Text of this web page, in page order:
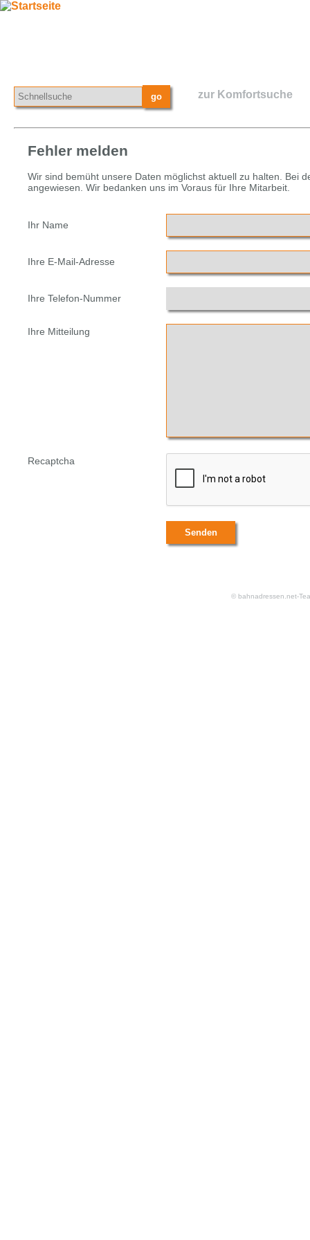
zur Komfortsuche
Fehler melden
Wir sind bemüht unsere Daten möglichst aktuell zu halten. Bei
angewiesen. Wir bedanken uns im Voraus für Ihre Mitarbeit.
Ihr Name
Ihre E-Mail-Adresse
Ihre Telefon-Nummer
Ihre Mitteilung
Recaptcha
© bahnadressen.net-